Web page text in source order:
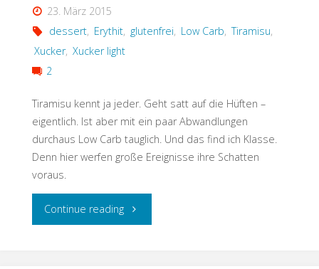
23. März 2015
dessert, Erythit, glutenfrei, Low Carb, Tiramisu,
Xucker, Xucker light
2
Tiramisu kennt ja jeder. Geht satt auf die Hüften –
eigentlich. Ist aber mit ein paar Abwandlungen
durchaus Low Carb tauglich. Und das find ich Klasse.
Denn hier werfen große Ereignisse ihre Schatten
voraus.
Continue reading"Tiramisu